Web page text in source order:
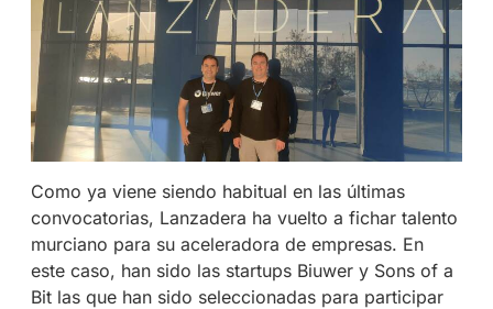
Como ya viene siendo habitual en las últimas
convocatorias, Lanzadera ha vuelto a fichar talento
murciano para su aceleradora de empresas. En
este caso, han sido las startups Biuwer y Sons of a
Bit las que han sido seleccionadas para participar